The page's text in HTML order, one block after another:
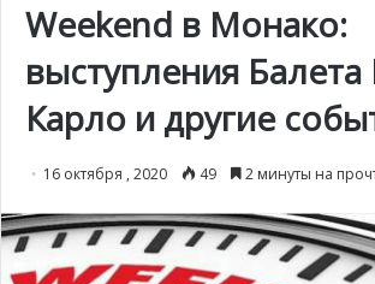
Weekend в Монако:
выступления
Карло и другие
16 октября , 2020 49 2 минуты на